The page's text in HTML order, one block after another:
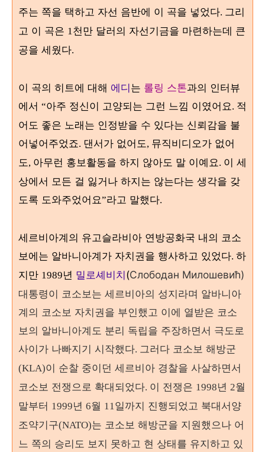
주는 쪽을 택하고 자선 음반에 이 곡을 넣었다. 그리
고 이 곡은 1천만 달러의 자선기금을 마련하는데 큰
공을 세웠다.
이 곡의 히트에 대해 에디는 롤링 스톤과의 인터뷰
에서 “아주 정신이 고양되는 그런 느낌 이였어요. 적
어도 좋은 노래는 인정받을 수 있다는 신뢰감을 불
어넣어주었죠. 댄서가 없어도, 뮤직비디오가 없어
도, 아무런 홍보활동을 하지 않아도 말 이예요. 이 세
상에서 모든 걸 잃거나 하지는 않는다는 생각을 갖
도록 도와주었어요”라고 말했다.
세르비아계의 유고슬라비아 연방공화국 내의 코소
보에는 알바니아계가 자치권을 행사하고 있었다. 하
지만 1989년 밀로셰비치(Слободан Милошевић)
대통령이 코소보는 세르비아의 성지라며 알바니아
계의 코소보 자치권을 부인했고 이에 열받은 코소
보의 알바니아계도 분리 독립을 주장하면서 극도로
사이가 나빠지기 시작했다. 그러다 코소보 해방군
(KLA)이 순찰 중이던 세르비아 경찰을 사살하면서
코소보 전쟁으로 확대되었다. 이 전쟁은 1998년 2월
말부터 1999년 6월 11일까지 진행되었고 북대서양
조약기구(NATO)는 코소보 해방군을 지원했으나 어
느 쪽의 승리도 보지 못하고 현 상태를 유지하고 있